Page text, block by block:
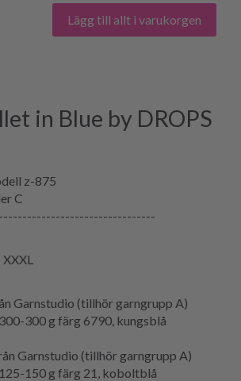
Lägg till allt i varukorgen
in Blue by DROPS
z-875
C
Garnstudio (tillhör garngrupp A)
300 g färg 6790, kungsblå
Garnstudio (tillhör garngrupp A)
150 g färg 21, koboltblå